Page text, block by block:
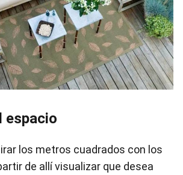
espacio
los metros cuadrados con los
de allí visualizar que desea